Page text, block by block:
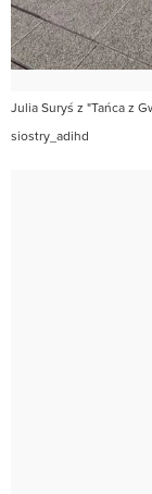
Julia Suryś z "Tańca z
siostry_adihd